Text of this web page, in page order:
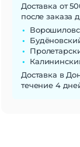
Доставка от
после заказа
Доставка в
течение 4